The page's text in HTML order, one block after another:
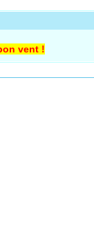
vent !